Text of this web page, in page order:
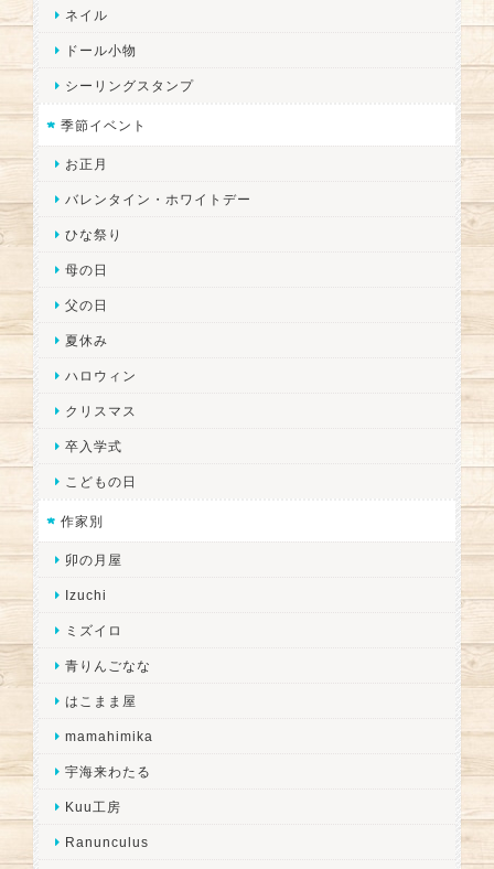
ネイル
ドール小物
シーリングスタンプ
季節イベント
お正月
バレンタイン・ホワイトデー
ひな祭り
母の日
父の日
夏休み
ハロウィン
クリスマス
卒入学式
こどもの日
作家別
卯の月屋
Izuchi
ミズイロ
青りんごなな
はこまま屋
mamahimika
宇海来わたる
Kuu工房
Ranunculus